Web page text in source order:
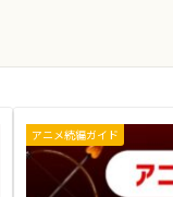
アニメ続編ガイド